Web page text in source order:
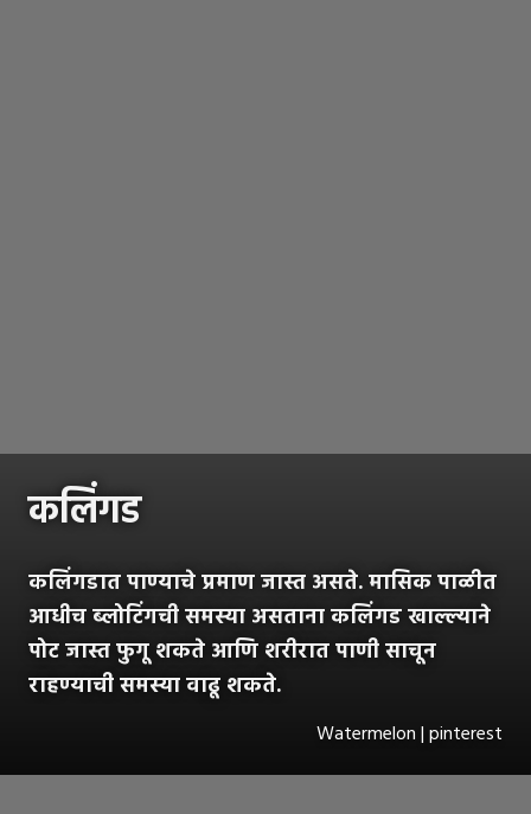
कलिंगड
कलिंगडात पाण्याचे प्रमाण जास्त असते. मासिक पाळीत
आधीच ब्लोटिंगची समस्या असताना कलिंगड खाल्ल्याने
पोट जास्त फुगू शकते आणि शरीरात पाणी साचून
राहण्याची समस्या वाढू शकते.
Watermelon | pinterest